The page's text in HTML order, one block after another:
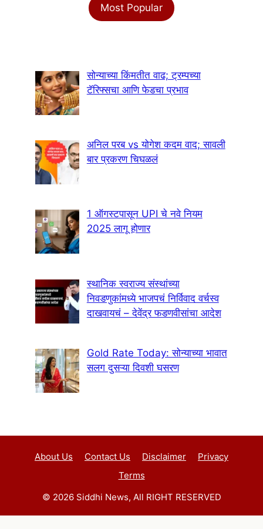
Most Popular
सोन्याच्या किंमतीत वाढ; ट्रम्पच्या
टॅरिफ्सचा आणि फेडचा प्रभाव
अनिल परब vs योगेश कदम वाद; सावली
बार प्रकरण चिघळलं
1 ऑगस्टपासून UPI चे नवे नियम
2025 लागू होणार
स्थानिक स्वराज्य संस्थांच्या
निवडणुकांमध्ये भाजपचं निर्विवाद वर्चस्व
दाखवायचं – देवेंद्र फडणवीसांचा आदेश
Gold Rate Today: सोन्याच्या भावात
सलग दुसऱ्या दिवशी घसरण
About Us Contact Us Disclaimer
Privacy
Terms
© 2026 Siddhi News, All RIGHT RESERVED